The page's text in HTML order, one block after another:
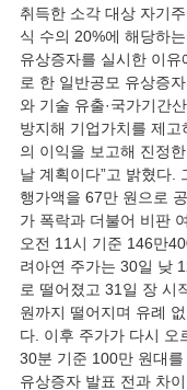
취득한 소각 대상 자기
식 수의 20%에 해당하
유상증자를 실시한 이유
로 한 일반공모 유상증
와 기술 유출·국가기간
방지해 기업가치를 제고
의 이익을 보고해 진정
날 계획이다”고 밝혔다.
행가액을 67만 원으로
가 폭락과 더불어 비판
오전 11시 기준 146만
려아연 주가는 30일 낮
로 떨어졌고 31일 장 시
원까지 떨어지며 유례
다. 이후 주가가 다시 오
30분 기준 100만 원대
유상증자 발표 전과 차